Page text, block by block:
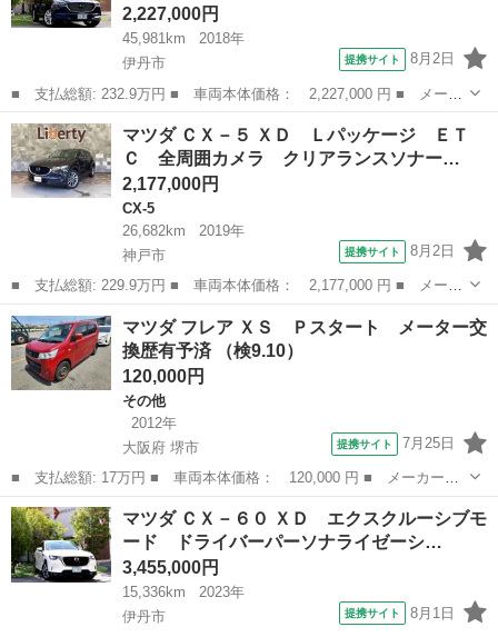
2,227,000円
45,981km
2018年
伊丹市
提携サイト 8月2日
■ 支払総額: 232.9万円 ■ 車両本体価格： 2,227,000 円 ■ メーカ
ー名： マツダ ■ 車種名： ＣＸ－８ ■ グレード名： ＸＤプロ
アクティブ ４ＷＤ フリップダウンモニター ＢＯＳＥサウンド
メーカー...
兵庫 伊丹市 マツダ
マツダ ＣＸ－５ ＸＤ Ｌパッケージ ＥＴ
Ｃ 全周囲カメラ クリアランスソナー…
2,177,000円
CX-5
26,682km
2019年
神戸市
提携サイト 8月2日
■ 支払総額: 229.9万円 ■ 車両本体価格： 2,177,000 円 ■ メーカ
ー名： マツダ ■ 車種名： ＣＸ－５ ■ グレード名： ＸＤ Ｌ
パッケージ ＥＴＣ 全周囲カメラ クリアランスソナー オートク
ルーズコ...
兵庫 神戸市 CX-5
マツダ フレア ＸＳ Ｐスタート メーター交
換歴有予済 （検9.10）
120,000円
その他
2012年
大阪府 堺市
提携サイト 7月25日
■ 支払総額: 17万円 ■ 車両本体価格： 120,000 円 ■ メーカー
名： マツダ ■ 車種名： フレア ■ グレード名： ＸＳ Ｐスタ
ート メーター交換歴有予済 ■ 排気量： 660cc ■ ドア枚数：
5D ■...
大阪 堺市 その他
マツダ ＣＸ－６０ ＸＤ エクスクルーシブモ
ード ドライバーパーソナライゼーシ…
3,455,000円
15,336km
2023年
伊丹市
提携サイト 8月1日